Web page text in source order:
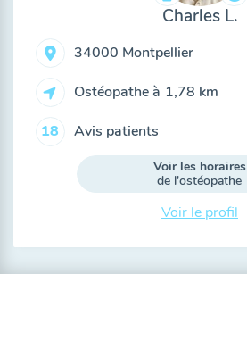
Charles L.
34000 Montpellier
Ostéopathe à 1,78 km
18 Avis patients
Voir les horaires
de l'ostéopathe
Voir le profil